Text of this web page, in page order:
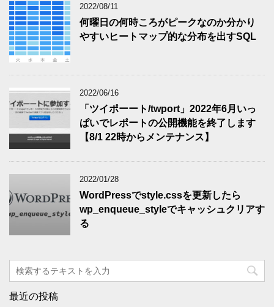
2022/08/11
何曜日の何時ころがピークなのか分かり
やすいヒートマップ的な分布を出すSQL
2022/06/16
「ツイポーート/twport」2022年6月いっ
ぱいでレポートの公開機能を終了します
【8/1 22時からメンテナンス】
2022/01/28
WordPressでstyle.cssを更新したら
wp_enqueue_styleでキャッシュクリアす
る
最近の投稿